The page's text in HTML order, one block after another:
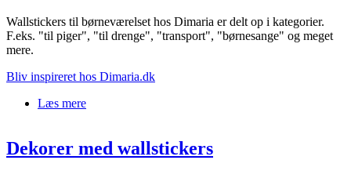
Wallstickers til børneværelset hos Dimaria er delt op i kategorier.
F.eks. "til piger", "til drenge", "transport", "børnesange" og meget
mere.
Bliv inspireret hos Dimaria.dk
Læs mere
Dekorer med wallstickers